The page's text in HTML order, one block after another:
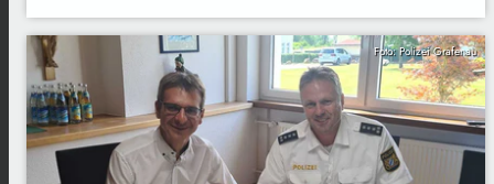
Foto: Polizei Grafenau